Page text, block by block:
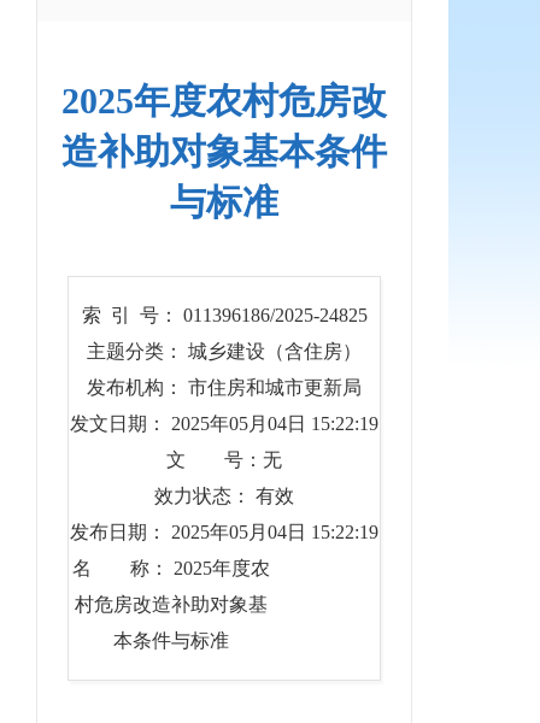
2025年度农村危房改
造补助对象基本条件
与标准
索 引 号： 011396186/2025-24825
主题分类： 城乡建设（含住房）
发布机构： 市住房和城市更新局
发文日期： 2025年05月04日 15:22:19
文 号：无
效力状态： 有效
发布日期： 2025年05月04日 15:22:19
名 称： 2025年度农
村危房改造补助对象基
本条件与标准